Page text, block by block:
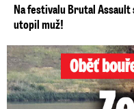
Na festivalu Brutal Assault
utopil muž!
Oběť bouře v jezeru Most: